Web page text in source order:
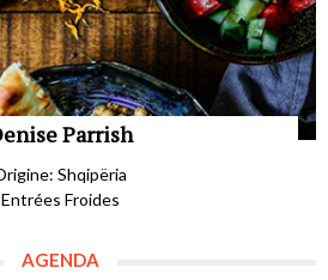
Parrish
Shqipëria
Entrées Froides
AGENDA